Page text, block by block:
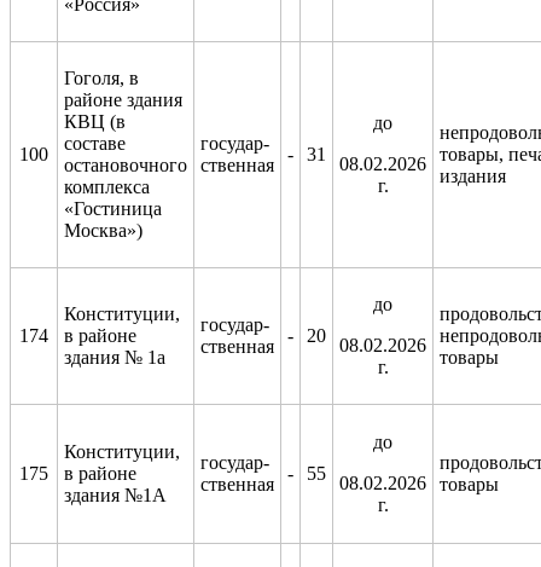
100
Гоголя, в
районе здания
КВЦ (в
составе
остановочного
комплекса
«Гостиница
Москва»)
государ-
ственная
- 31
до
08.02.2026
г.
товары,
издания
174
Конституции,
в районе
здания № 1а
государ-
ственная
- 20
до
08.02.2026
г.
товары
175
Конституции,
в районе
здания №1А
государ-
ственная
- 55
до
08.02.2026
г.
товары